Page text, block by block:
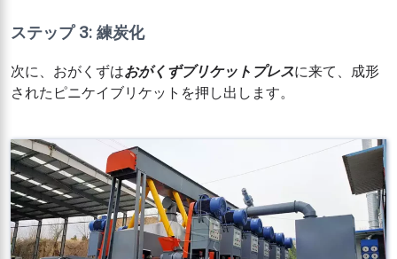
ステップ 3: 練炭化
次に、おがくずはおがくずブリケットプレスに来て、成形
されたピニケイブリケットを押し出します。